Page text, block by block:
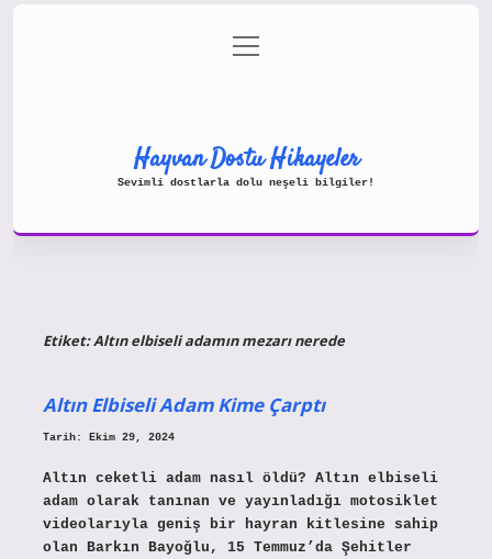
Gizlilik Politikası
menüyü
aç
Hayvan Dostu Hikayeler
Sevimli dostlarla dolu neşeli bilgiler!
Etiket:Altın elbiseli adamın mezarı nerede
Altın Elbiseli Adam Kime Çarptı
Tarih: Ekim 29, 2024
Altın ceketli adam nasıl öldü? Altın elbiseli
adam olarak tanınan ve yayınladığı motosiklet
videolarıyla geniş bir hayran kitlesine sahip
olan Barkın Bayoğlu, 15 Temmuz’da Şehitler